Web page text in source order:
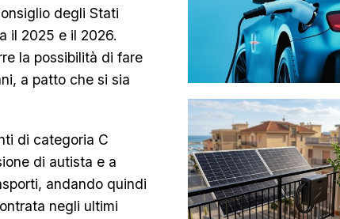
degli Stati
il 2025 e il 2026.
la possibilità di fare
a patto che si sia
di categoria C
di autista e a
andando quindi
negli ultimi